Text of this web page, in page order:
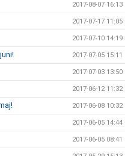
2017-08-07 16:13
2017-07-17 11:05
2017-07-10 14:19
2017-07-05 15:11
2017-07-03 13:50
2017-06-12 11:32
2017-06-08 10:32
2017-06-05 14:44
2017-06-05 08:41